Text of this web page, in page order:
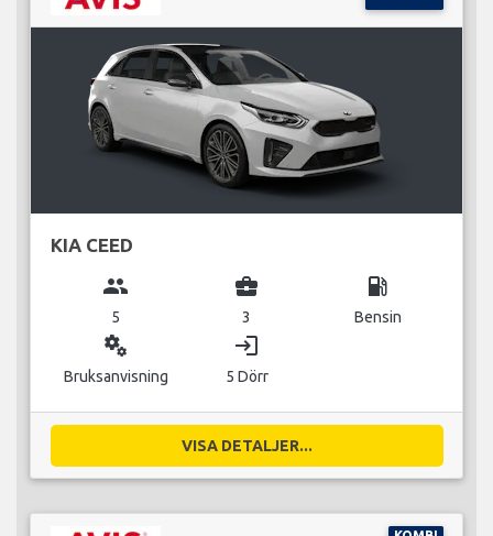
KIA CEED
group
5
business_center
3
local_gas_station
Bensin
miscellaneous_services
Bruksanvisning
login
5 Dörr
VISA DETALJER...